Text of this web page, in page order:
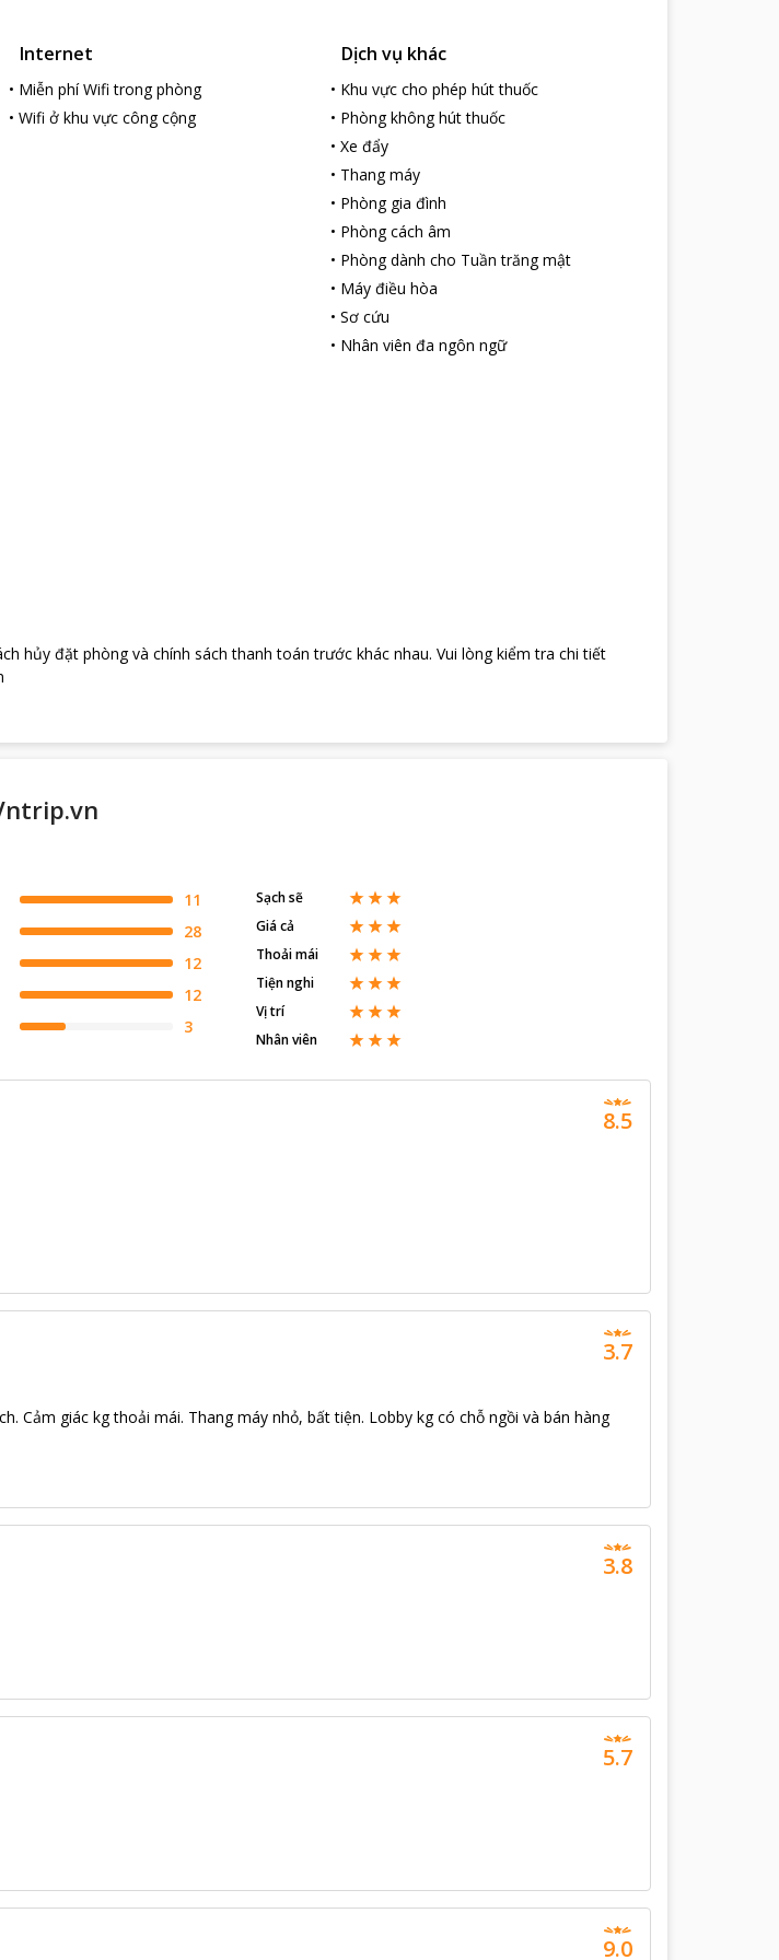
Internet
• Miễn phí Wifi trong phòng
•Wifi ở khu vực công cộng
Dịch vụ khác
• Khu vực cho phép hút thuốc
• Phòng không hút thuốc
• Xe đẩy
• Thang máy
• Phòng gia đình
• Phòng cách âm
• Phòng dành cho Tuần trăng mật
• Máy điều hòa
• Sơ cứu
• Nhân viên đa ngôn ngữ
hủy đặt phòng và chính sách thanh toán trước khác nhau. Vui lòng kiểm tra chi tiết
11
28
12
12
3
Sạch sẽ
Giá cả
Thoải mái
Tiện nghi
Vị trí
Nhân viên
8.5
Cảm giác kg thoải mái. Thang máy nhỏ, bất tiện. Lobby kg có chỗ ngồi và bán hàng
3.7
3.8
5.7
9.0